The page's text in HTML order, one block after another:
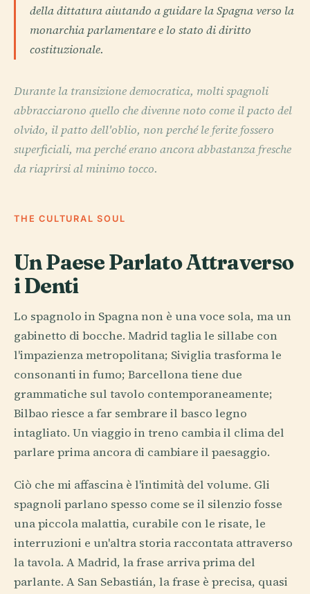
della dittatura aiutando a guidare la Spagna verso la
monarchia parlamentare e lo stato di diritto
costituzionale.
Durante la transizione democratica, molti spagnoli
abbracciarono quello che divenne noto come il pacto del
olvido, il patto dell'oblio, non perché le ferite fossero
superficiali, ma perché erano ancora abbastanza fresche
da riaprirsi al minimo tocco.
THE CULTURAL SOUL
Un Paese Parlato Attraverso
i Denti
Lo spagnolo in Spagna non è una voce sola, ma un
gabinetto di bocche. Madrid taglia le sillabe con
l'impazienza metropolitana; Siviglia trasforma le
consonanti in fumo; Barcellona tiene due
grammatiche sul tavolo contemporaneamente;
Bilbao riesce a far sembrare il basco legno
intagliato. Un viaggio in treno cambia il clima del
parlare prima ancora di cambiare il paesaggio.
Ciò che mi affascina è l'intimità del volume. Gli
spagnoli parlano spesso come se il silenzio fosse
una piccola malattia, curabile con le risate, le
interruzioni e un'altra storia raccontata attraverso
la tavola. A Madrid, la frase arriva prima del
parlante. A San Sebastián, la frase è precisa, quasi